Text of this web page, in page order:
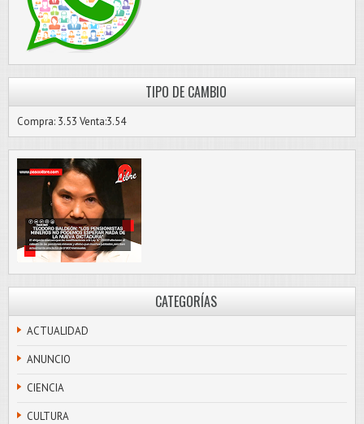
TIPO DE CAMBIO
Compra: 3.53 Venta:3.54
CATEGORÍAS
ACTUALIDAD
ANUNCIO
CIENCIA
CULTURA